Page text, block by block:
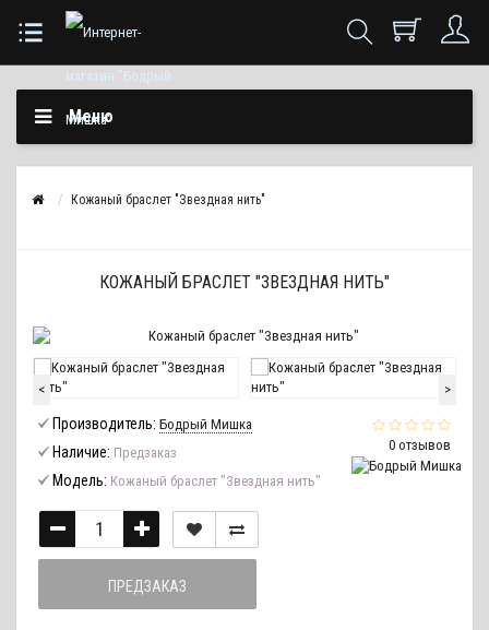
Меню
Кожаный браслет "Звездная нить"
КОЖАНЫЙ БРАСЛЕТ "ЗВЕЗДНАЯ НИТЬ"
< >
0 отзывов
Производитель: Бодрый Мишка
Наличие: Предзаказ
Модель: Кожаный браслет "Звездная нить"
ПРЕДЗАКАЗ